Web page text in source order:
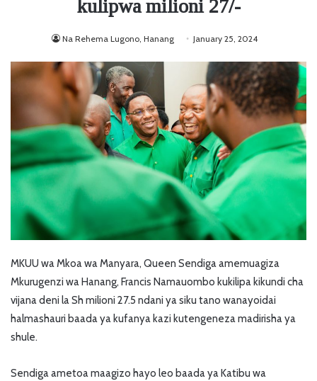
kulipwa milioni 27/-
Na Rehema Lugono, Hanang January 25, 2024
MKUU wa Mkoa wa Manyara, Queen Sendiga amemuagiza
Mkurugenzi wa Hanang, Francis Namauombo kukilipa kikundi cha
vijana deni la Sh milioni 27.5 ndani ya siku tano wanayoidai
halmashauri baada ya kufanya kazi kutengeneza madirisha ya
shule.
Sendiga ametoa maagizo hayo leo baada ya Katibu wa